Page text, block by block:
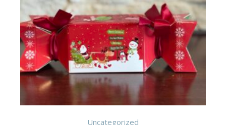
Uncategorized